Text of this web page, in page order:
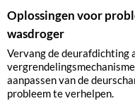
Oplossingen voor problemen met de deur van de
wasdroger
Vervang de deurafdichting
aanpassen van de
probleem te verhelpen.